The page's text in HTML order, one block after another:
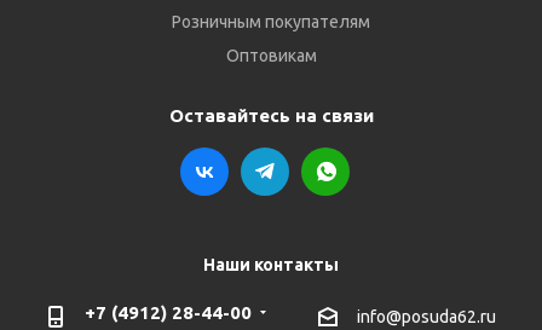
Розничным покупателям
Оптовикам
Оставайтесь на связи
Наши контакты
+7 (4912) 28-44-00 info@posuda62.ru